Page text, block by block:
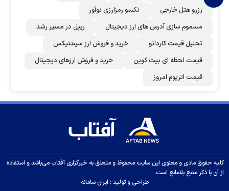
رزرو هتل خارجی
نکسو رمزارزی نوآور
مسموم سازی آدرس های ارز دیجیتال
ریپل در مسیر رشد
تحلیل قیمت کاردانو
خرید و فروش ارز سینتتیکس
قیمت لحظه ای بیت کوین
خرید و فروش ارزهای دیجیتال
قیمت اتریوم امروز
کلیه حقوق مادی و معنوی این سایت محفوظ و متعلق به خبرگزاری آفتاب می‌باشد و استفاده
از آن با ذکر منبع بلامانع است.
طراحی و تولید : ایران سامانه